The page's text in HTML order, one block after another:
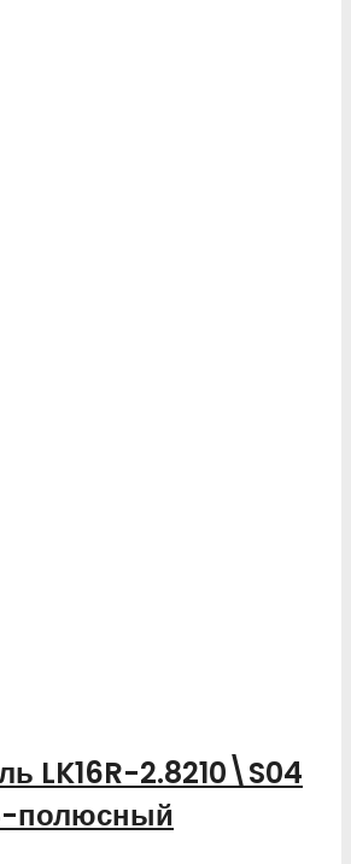
LK16R-2.8210\S04
полюсный